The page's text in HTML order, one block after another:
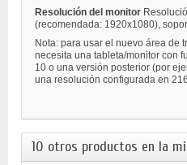
Resolución del monitor
(recomendada: 1920x1080),
Nota: para usar el nuevo área de
necesita una tableta/monitor con
10 o una versión posterior (por
una resolución configurada en
10 otros productos en la